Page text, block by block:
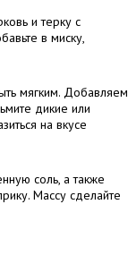
и терку с
в миску,
мягким. Добавляем
дикие или
на вкусе
соль, а также
Массу сделайте